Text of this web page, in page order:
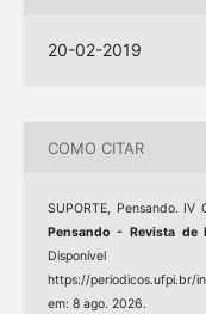
20-02-2019
COMO CITAR
SUPORTE, Pensando. IV
Pensando - Revista de
https://periodicos.ufpi.br/
em: 8 ago. 2026.